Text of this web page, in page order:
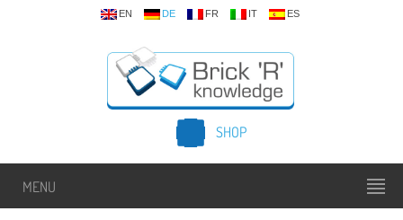
EN DE FR IT ES
SHOP
MENU